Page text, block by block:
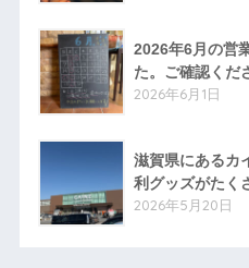
2026年6月の営
た。ご確認くだ
2026年6月1日
滋賀県にあるカ
利グッズがたく
2026年5月20日